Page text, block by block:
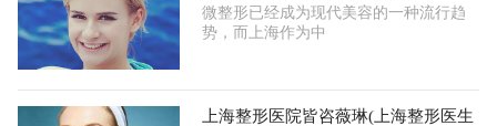
微整形已经成为现代美容的一种流行趋
势，而上海作为中
上海整形医院皆咨薇琳(上海整形医生